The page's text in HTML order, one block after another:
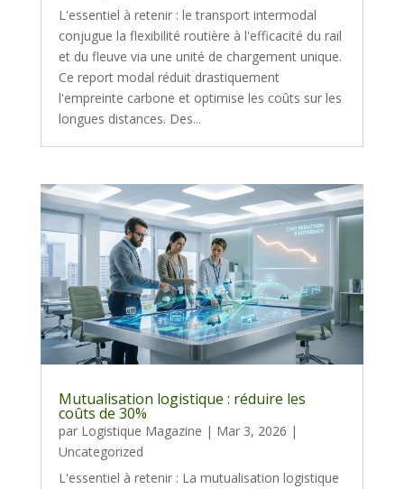
L'essentiel à retenir : le transport intermodal
conjugue la flexibilité routière à l'efficacité du rail
et du fleuve via une unité de chargement unique.
Ce report modal réduit drastiquement
l'empreinte carbone et optimise les coûts sur les
longues distances. Des...
Mutualisation logistique : réduire les
coûts de 30%
par Logistique Magazine | Mar 3, 2026 |
Uncategorized
L'essentiel à retenir : La mutualisation logistique